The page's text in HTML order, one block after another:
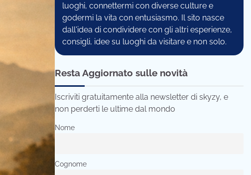
luoghi, connettermi con diverse culture e
godermi la vita con entusiasmo. Il sito nasce
dall'idea di condividere con gli altri esperienze,
consigli, idee su luoghi da visitare e non solo.
Resta Aggiornato sulle novità
Iscriviti gratuitamente alla newsletter di skyzy, e
non perderti le ultime dal mondo
Nome
Cognome